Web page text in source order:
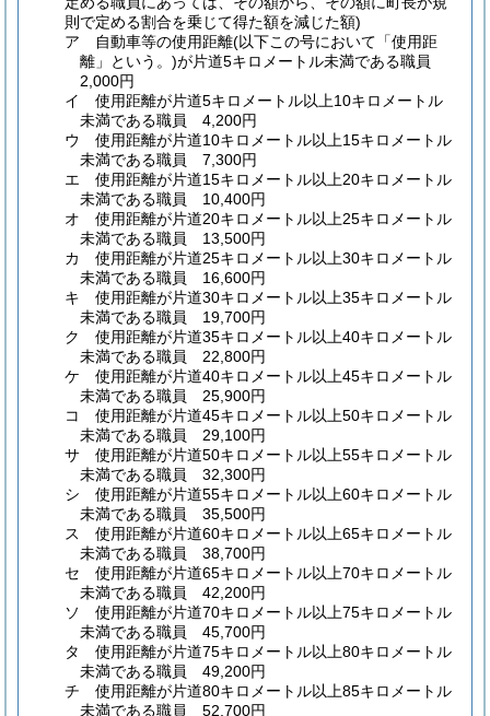
則で定める割合を乗じて得た額を減じた額)
ア
自動車等の使用距離(以下この号において「使用距
離」という。)が片道5キロメートル未満である職員
2,000円
イ
使用距離が片道5キロメートル以上10キロメートル
未満である職員 4,200円
ウ
使用距離が片道10キロメートル以上15キロメートル
未満である職員 7,300円
エ
使用距離が片道15キロメートル以上20キロメートル
未満である職員 10,400円
オ
使用距離が片道20キロメートル以上25キロメートル
未満である職員 13,500円
カ
使用距離が片道25キロメートル以上30キロメートル
未満である職員 16,600円
キ
使用距離が片道30キロメートル以上35キロメートル
未満である職員 19,700円
ク
使用距離が片道35キロメートル以上40キロメートル
未満である職員 22,800円
ケ
使用距離が片道40キロメートル以上45キロメートル
未満である職員 25,900円
コ
使用距離が片道45キロメートル以上50キロメートル
未満である職員 29,100円
サ
使用距離が片道50キロメートル以上55キロメートル
未満である職員 32,300円
シ
使用距離が片道55キロメートル以上60キロメートル
未満である職員 35,500円
ス
使用距離が片道60キロメートル以上65キロメートル
未満である職員 38,700円
セ
使用距離が片道65キロメートル以上70キロメートル
未満である職員 42,200円
ソ
使用距離が片道70キロメートル以上75キロメートル
未満である職員 45,700円
タ
使用距離が片道75キロメートル以上80キロメートル
未満である職員 49,200円
チ
使用距離が片道80キロメートル以上85キロメートル
未満である職員 52,700円